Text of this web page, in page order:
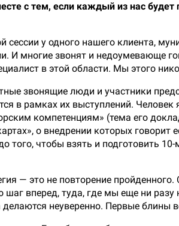
с тем, если каждый из нас
сессии у одного нашего клиента,
И многие звонят и недоумевающе
в этой области. Мы этого
звонящие люди и участники
в рамках их выступлений.
компетенциям» (тема его
о внедрении которых
того, чтобы взять и подготовить
— это не повторение
шаг вперед, туда, где мы еще ни
неуверенно. Первые блины